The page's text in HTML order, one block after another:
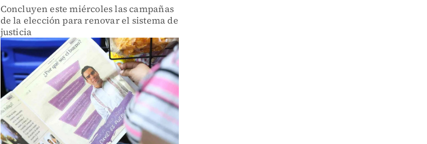
Concluyen este miércoles las campañas
de la elección para renovar el sistema de
justicia